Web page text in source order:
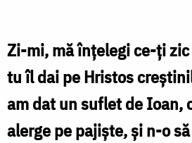
pixabay.com
Zi-mi, mă înțelegi ce-ți zic
tu îl dai pe Hristos
am dat un suflet de Ioan,
alerge pe pajiște, și n-o